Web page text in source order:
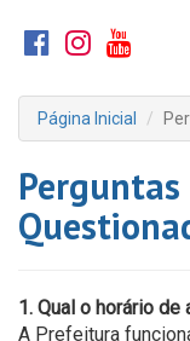
Página Inicial
1. Qual o horário
A Prefeitura